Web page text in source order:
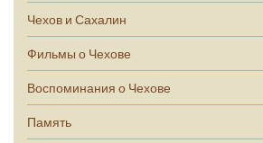
Чехов и Сахалин
Фильмы о Чехове
Воспоминания о Чехове
Память